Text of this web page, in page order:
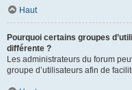
Haut
Pourquoi certains groupes
différente ?
Les administrateurs du forum
groupe d’utilisateurs afin de